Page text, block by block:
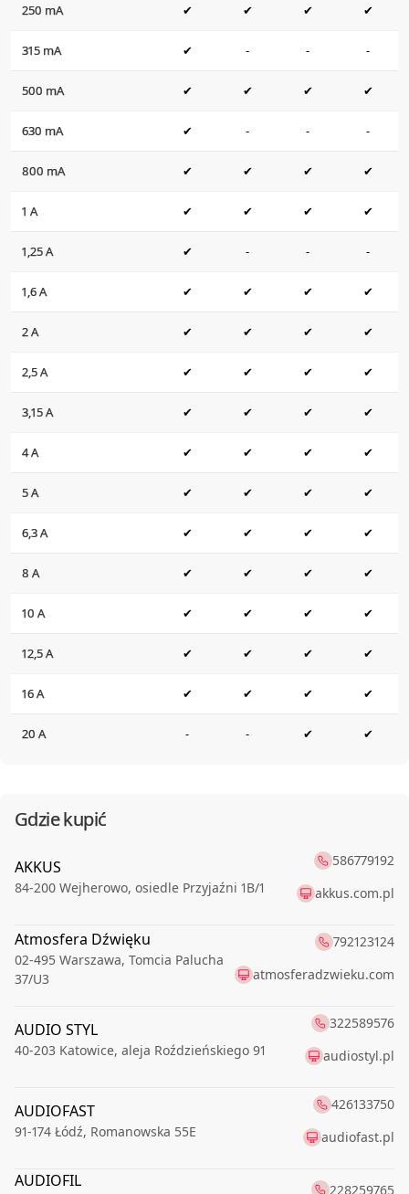
250 mA ✔ ✔ ✔ ✔
315 mA ✔ - - -
500 mA ✔ ✔ ✔ ✔
630 mA ✔ - - -
800 mA ✔ ✔ ✔ ✔
1 A ✔ ✔ ✔ ✔
1,25 A ✔ - - -
1,6 A ✔ ✔ ✔ ✔
2 A ✔ ✔ ✔ ✔
2,5 A ✔ ✔ ✔ ✔
3,15 A ✔ ✔ ✔ ✔
4 A ✔ ✔ ✔ ✔
5 A ✔ ✔ ✔ ✔
6,3 A ✔ ✔ ✔ ✔
8 A ✔ ✔ ✔ ✔
10 A ✔ ✔ ✔ ✔
12,5 A ✔ ✔ ✔ ✔
16 A ✔ ✔ ✔ ✔
20 A - - ✔ ✔
Gdzie kupić
AKKUS
84-200 Wejherowo, osiedle Przyjaźni 1B/1
586779192
akkus.com.pl
Atmosfera Dźwięku
02-495 Warszawa, Tomcia Palucha
37/U3
792123124
atmosferadzwieku.com
AUDIO STYL
40-203 Katowice, aleja Roździeńskiego 91
322589576
audiostyl.pl
AUDIOFAST
91-174 Łódź, Romanowska 55E
426133750
audiofast.pl
AUDIOFIL 228259765